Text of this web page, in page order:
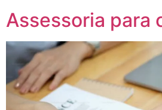
Assessoria para